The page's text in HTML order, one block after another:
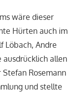
wäre dieser
Hürten auch im
Löbach, Andre
ausdrücklich allen
Rosemann
und stellte